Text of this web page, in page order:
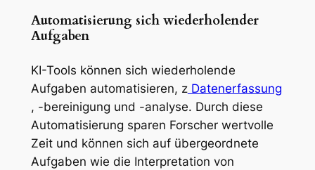
Automatisierung sich wiederholender
Aufgaben
KI-Tools können sich wiederholende
Aufgaben automatisieren, zDatenerfassung
, -bereinigung und -analyse. Durch diese
Automatisierung sparen Forscher wertvolle
Zeit und können sich auf übergeordnete
Aufgaben wie die Interpretation von